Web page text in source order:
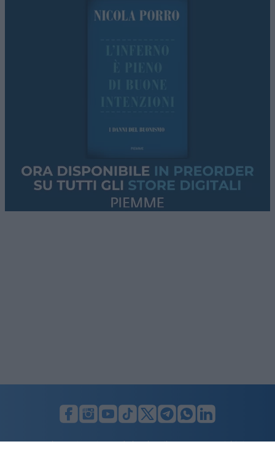
LUNIFIN S.r.l. a socio unico. Sede legale Milano, Largo F. Richini, 2/A,